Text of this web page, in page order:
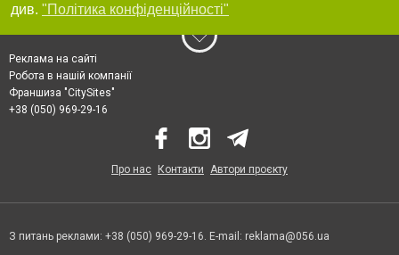
див. "Політика конфіденційності"
Реклама на сайті
Робота в нашій компанії
Франшиза "CitySites"
+38 (050) 969-29-16
Про нас Контакти Автори проєкту
З питань реклами: +38 (050) 969-29-16. E-mail: reklama@056.ua